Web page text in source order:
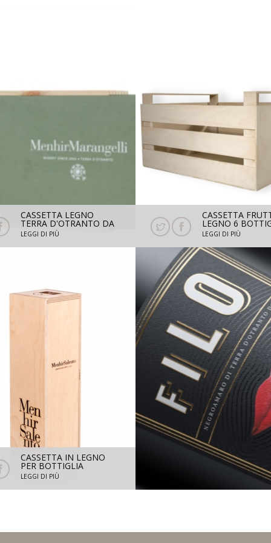
CASSETTA LEGNO
TERRA D'OTRANTO DA
2 BOTTIGLIE
LEGGI DI PIÙ
CASSETTA
LEGNO 6
ALTA
LEGGI DI PIÙ
CASSETTA IN LEGNO
PER BOTTIGLIA
SINGOLA 750 ML
LEGGI DI PIÙ
FILO DOC TERRA
D'OTRANTO -
NEGROAMARO